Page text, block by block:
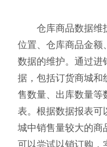
仓库商品数据维
位置、仓库商品金额
数据的维护。通过进
据，包括订货商城和
售数量、出库数量等
表。根据数据报表可
城中销售量较大的商
可以尝试以销订购，